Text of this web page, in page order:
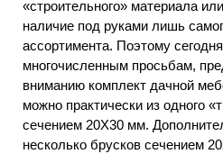
«строительного» материала
наличие под руками лишь
ассортимента. Поэтому
многочисленным просьбам,
вниманию комплект дачной
можно практически из одного
сечением 20X30 мм.
несколько брусков сечением